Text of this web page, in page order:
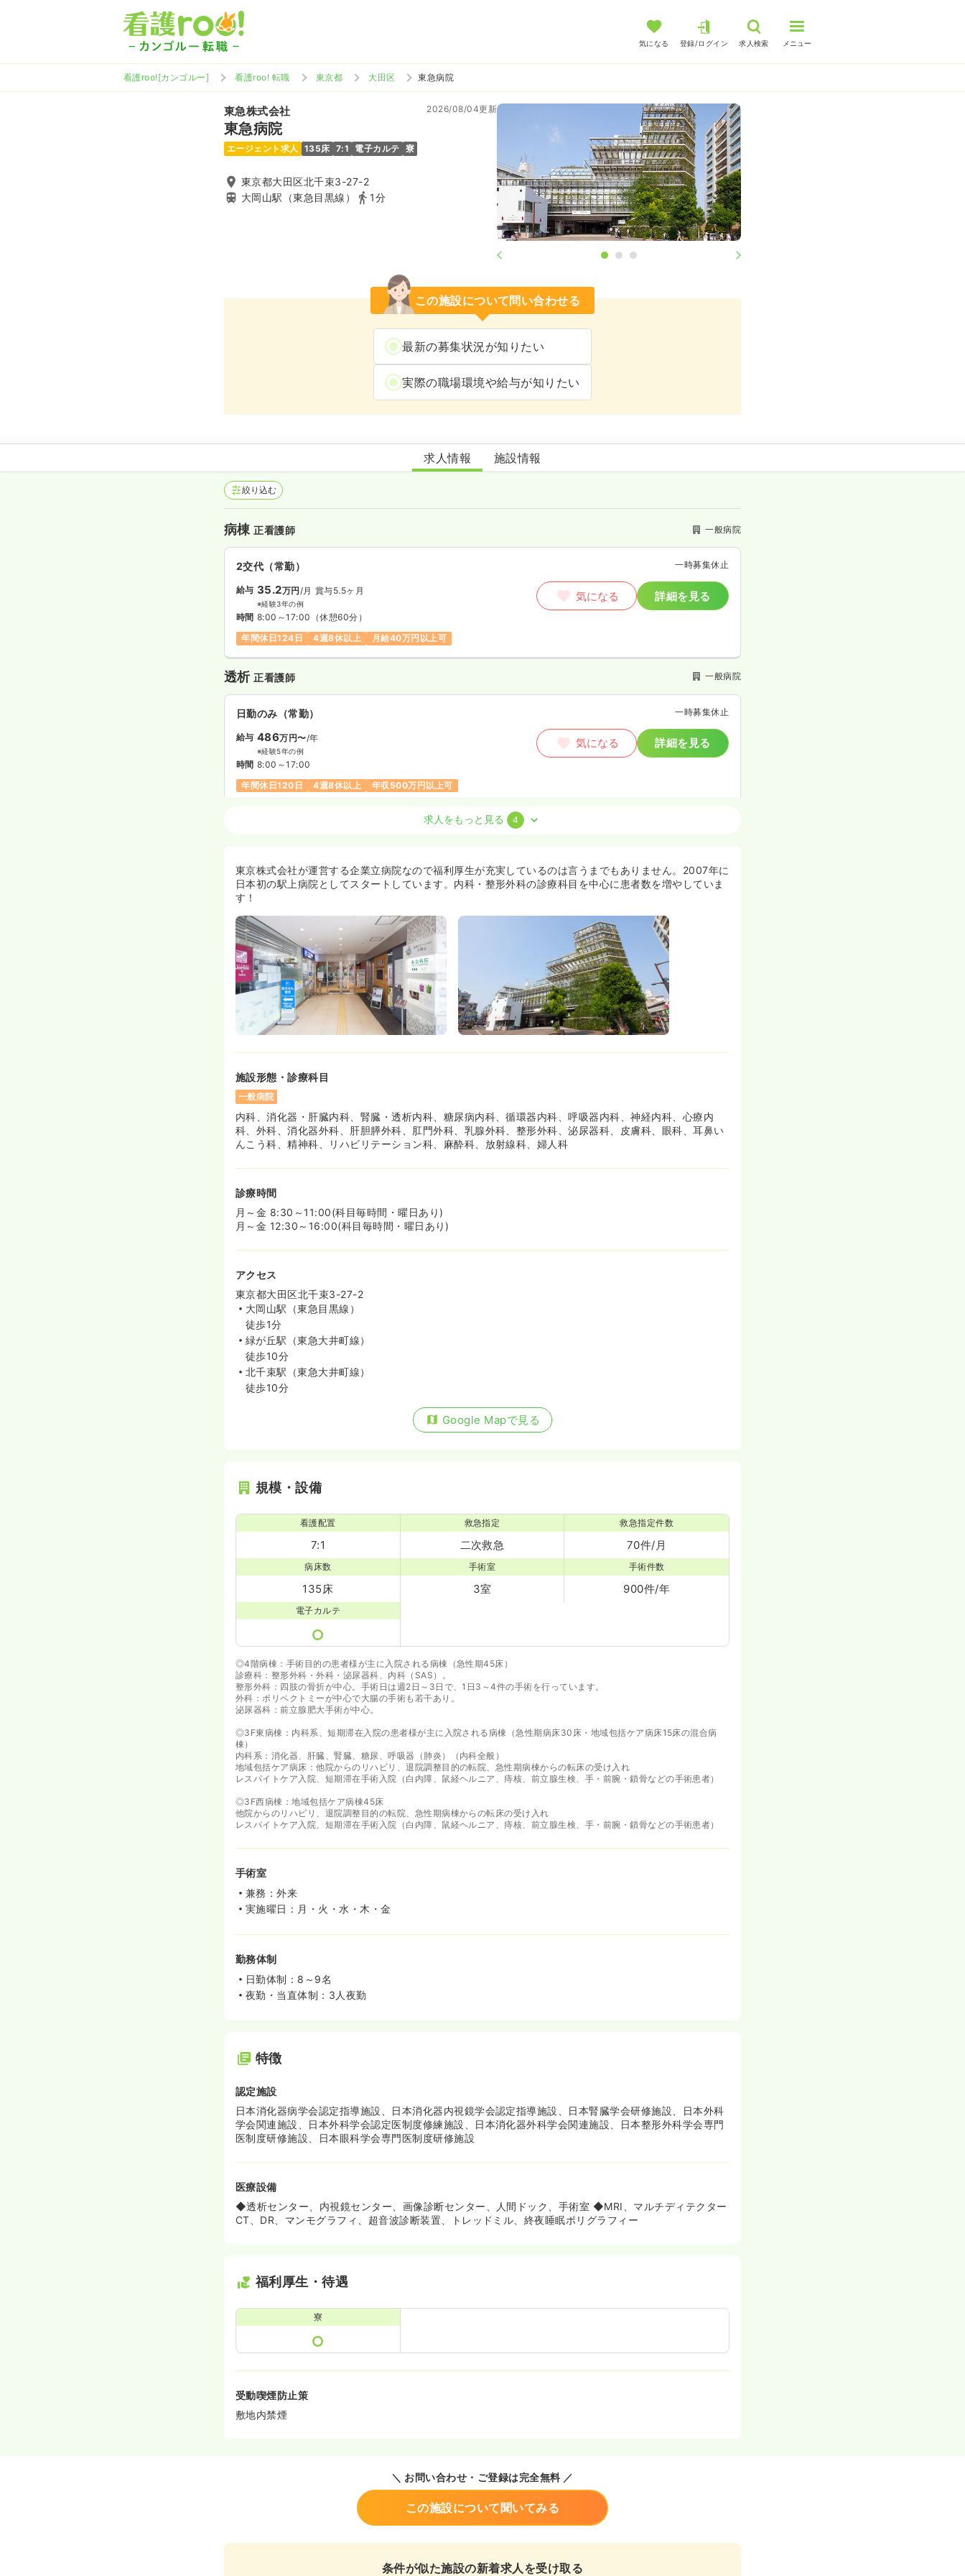
気になる 登録/ログイン 求人検索 メニュー
看護roo![カンゴルー] 看護roo! 転職 東京都 大田区 東急病院
東急株式会社
東急病院
2026/08/04更新
エージェント求人 135床 7:1 電子カルテ 寮
東京都大田区北千束3-27-2
大岡山駅（東急目黒線）
1分
この施設について問い合わせる
最新の募集状況が知りたい
実際の職場環境や給与が知りたい
東急病院
求人情報 施設情報
絞り込む
病棟正看護師 一般病院
2交代（常勤） 一時募集休止
給与 35.2万円/月 賞与5.5ヶ月
※経験3年の例
時間 8:00～17:00 （休憩60分）
年間休日124日
4週8休以上 月給40万円以上可
気になる 詳細を見る
透析正看護師 一般病院
日勤のみ（常勤） 一時募集休止
給与 486万円〜/年
※経験5年の例
時間 8:00～17:00
年間休日120日
4週8休以上 年収500万円以上可
気になる 詳細を見る
給与 27.3万円/月 賞与4.9ヶ月
年間休日121日
4週8休以上 月給29万円以上可
気になる 詳細を見る
救急外来正看護師
夜勤のみ（パート）
給与 2.9 気になる 詳細を見る
検診・健診保健師
日勤のみ（契約社員） 一時募集休止
給与 22.0〜25.0万円/月
年間休日120日
その他 正看護師
日勤のみ（常勤）
給与 400万円〜/年
※経験5年の例
時間 8:45～17:00
年間休日120日
4週8休以上
求人をもっと見る 4
東京株式会社が運営する企業立病院なので福利厚生が充実しているのは言うまでもありません。2007年に
日本初の駅上病院としてスタートしています。内科・整形外科の診療科目を中心に患者数を増やしていま
す！
施設形態・診療科目
一般病院
内科、消化器・肝臓内科、腎臓・透析内科、糖尿病内科、循環器内科、呼吸器内科、神経内科、心療内
科、外科、消化器外科、肝胆膵外科、肛門外科、乳腺外科、整形外科、泌尿器科、皮膚科、眼科、耳鼻い
んこう科、精神科、リハビリテーション科、麻酔科、放射線科、婦人科
診療時間
月～金 8:30～11:00(科目毎時間・曜日あり)
月～金 12:30～16:00(科目毎時間・曜日あり)
アクセス
東京都大田区北千束3-27-2
大岡山駅（東急目黒線）
徒歩1分
緑が丘駅（東急大井町線）
徒歩10分
北千束駅（東急大井町線）
徒歩10分
Google Mapで見る
規模・設備
看護配置
7:1
救急指定
二次救急
救急指定件数
70件/月
病床数
135床
手術室
3室
手術件数
900件/年
電子カルテ
◎4階病棟：手術目的の患者様が主に入院される病棟（急性期45床）
診療科：整形外科・外科・泌尿器科、内科（SAS）。
整形外科：四肢の骨折が中心。手術日は週2日～3日で、1日3～4件の手術を行っています。
外科：ポリペクトミーが中心で大腸の手術も若干あり。
泌尿器科：前立腺肥大手術が中心。
◎3F東病棟：内科系、短期滞在入院の患者様が主に入院される病棟（急性期病床30床・地域包括ケア病床15床の混合病
棟）
内科系：消化器、肝臓、腎臓、糖尿、呼吸器（肺炎）（内科全般）
地域包括ケア病床：他院からのリハビリ、退院調整目的の転院、急性期病棟からの転床の受け入れ
レスパイトケア入院、短期滞在手術入院（白内障、鼠経ヘルニア、痔核、前立腺生検、手・前腕・鎖骨などの手術患者）
◎3F西病棟：地域包括ケア病棟45床
他院からのリハビリ、退院調整目的の転院、急性期病棟からの転床の受け入れ
レスパイトケア入院、短期滞在手術入院（白内障、鼠経ヘルニア、痔核、前立腺生検、手・前腕・鎖骨などの手術患者）
手術室
兼務：外来
実施曜日：月・火・水・木・金
勤務体制
日勤体制：8～9名
夜勤・当直体制：3人夜勤
特徴
認定施設
日本消化器病学会認定指導施設、日本消化器内視鏡学会認定指導施設、日本腎臓学会研修施設、日本外科
学会関連施設、日本外科学会認定医制度修練施設、日本消化器外科学会関連施設、日本整形外科学会専門
医制度研修施設、日本眼科学会専門医制度研修施設
医療設備
◆透析センター、内視鏡センター、画像診断センター、人間ドック、手術室 ◆MRI、マルチディテクター
CT、DR、マンモグラフィ、超音波診断装置、トレッドミル、終夜睡眠ポリグラフィー
福利厚生・待遇
寮
受動喫煙防止策
敷地内禁煙
＼ お問い合わせ・ご登録は完全無料 ／
この施設について聞いてみる
条件が似た施設の新着求人を受け取る